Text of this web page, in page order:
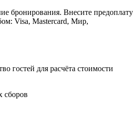
бронирования. Внесите предоплату
Visa, Mastercard, Мир,
гостей для расчёта стоимости
сборов